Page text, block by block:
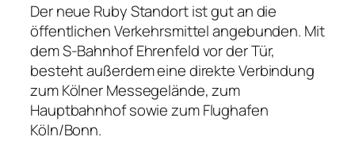
Der neue Ruby Standort ist gut an die
öffentlichen Verkehrsmittel angebunden. Mit
dem S-Bahnhof Ehrenfeld vor der Tür,
besteht außerdem eine direkte Verbindung
zum Kölner Messegelände, zum
Hauptbahnhof sowie zum Flughafen
Köln/Bonn.